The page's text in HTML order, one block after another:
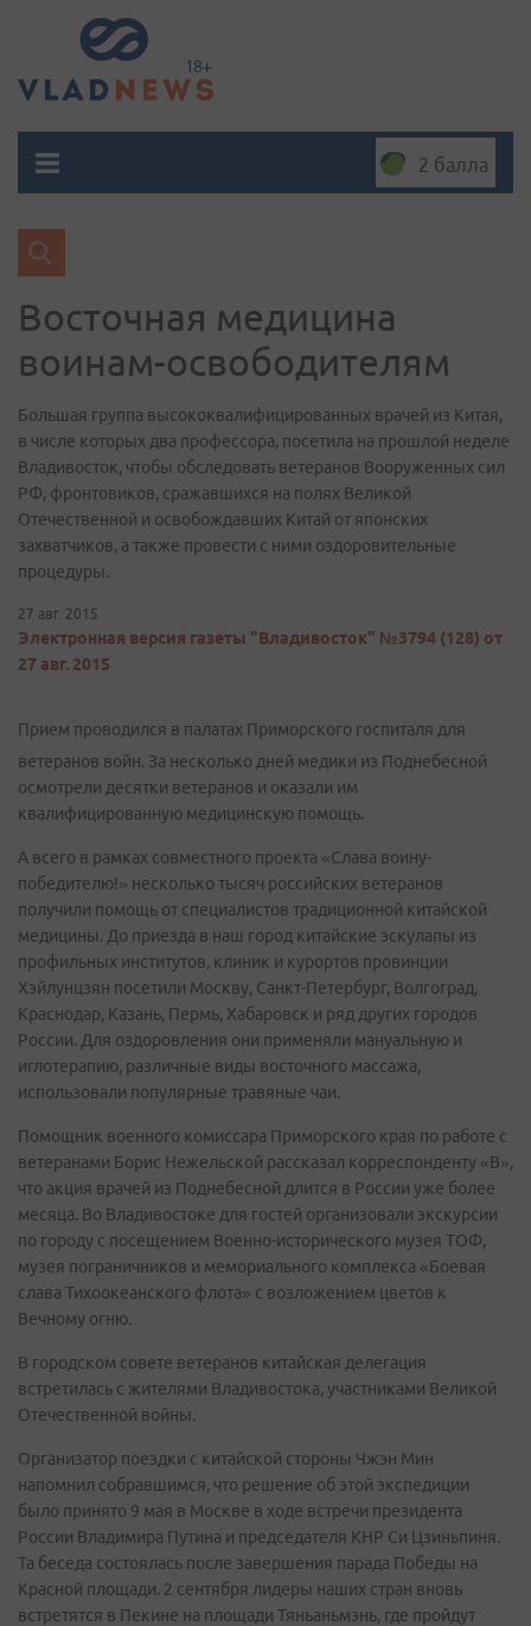
2 балла
Восточная медицина
воинам-освободителям
Большая группа высококвалифицированных врачей из Китая,
в числе которых два профессора, посетила на прошлой неделе
Владивосток, чтобы обследовать ветеранов Вооруженных сил
РФ, фронтовиков, сражавшихся на полях Великой
Отечественной и освобождавших Китай от японских
захватчиков, а также провести с ними оздоровительные
процедуры.
27 авг. 2015
Электронная версия газеты "Владивосток" №3794 (128) от
27 авг. 2015
Прием проводился в палатах Приморского госпиталя для
ветеранов войн. За несколько дней медики из Поднебесной
осмотрели десятки ветеранов и оказали им
квалифицированную медицинскую помощь.
А всего в рамках совместного проекта «Слава воину-
победителю!» несколько тысяч российских ветеранов
получили помощь от специалистов традиционной китайской
медицины. До приезда в наш город китайские эскулапы из
профильных институтов, клиник и курортов провинции
Хэйлунцзян посетили Москву, Санкт-Петербург, Волгоград,
Краснодар, Казань, Пермь, Хабаровск и ряд других городов
России. Для оздоровления они применяли мануальную и
иглотерапию, различные виды восточного массажа,
использовали популярные травяные чаи.
Помощник военного комиссара Приморского края по работе с
ветеранами Борис Нежельской рассказал корреспонденту «В»,
что акция врачей из Поднебесной длится в России уже более
месяца. Во Владивостоке для гостей организовали экскурсии
по городу с посещением Военно-исторического музея ТОФ,
музея пограничников и мемориального комплекса «Боевая
слава Тихоокеанского флота» с возложением цветов к
Вечному огню.
В городском совете ветеранов китайская делегация
встретилась с жителями Владивостока, участниками Великой
Отечественной войны.
Организатор поездки с китайской стороны Чжэн Мин
напомнил собравшимся, что решение об этой экспедиции
было принято 9 мая в Москве в ходе встречи президента
России Владимира Путина и председателя КНР Си Цзиньпиня.
Та беседа состоялась после завершения парада Победы на
Красной площади. 2 сентября лидеры наших стран вновь
встретятся в Пекине на площади Тяньаньмэнь, где пройдут